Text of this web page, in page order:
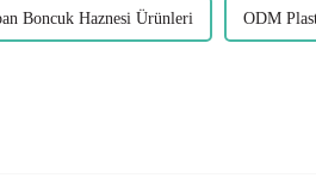
Boncuk Haznesi Ürünleri ODM